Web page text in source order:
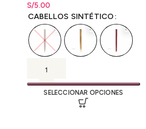
S/5.00
Rango de precios: desde
hastaS/ 5.00
CABELLOS SINTÉTICO
SELECCIONAR OPCIONES